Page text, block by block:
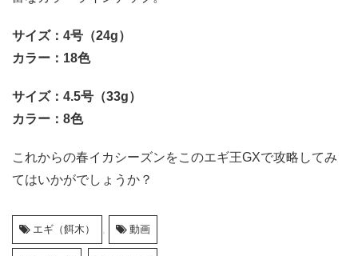
サイズ：4号（24g）
カラー：18色
サイズ：4.5号（33g）
カラー：8色
これからの春イカシーズンをこのエギ王GXで攻略してみ
てはいかがでしょうか？
エギ（餌木） 動画